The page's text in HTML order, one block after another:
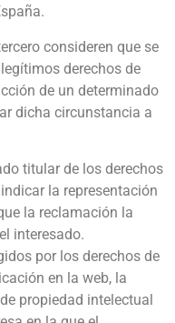
consideren que se
derechos de
de un determinado
dicha circunstancia a
titular de los derechos
la representación
la reclamación la
interesado.
por los derechos de
en la web, la
propiedad intelectual